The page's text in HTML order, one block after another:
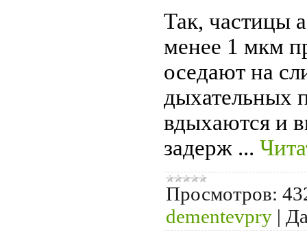
Так, частицы
менее 1 мкм
оседают на
дыхательных
вдыхаются и
задерж ...
Просмотров:
dementevpry |